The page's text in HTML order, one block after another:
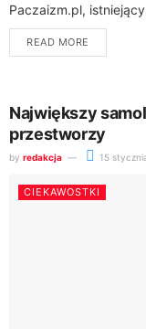
Paczaizm.pl,
skarbnicą memów,
READ MORE
Największy
przestworzy
by redakcja 15
CIEKAWOSTKI